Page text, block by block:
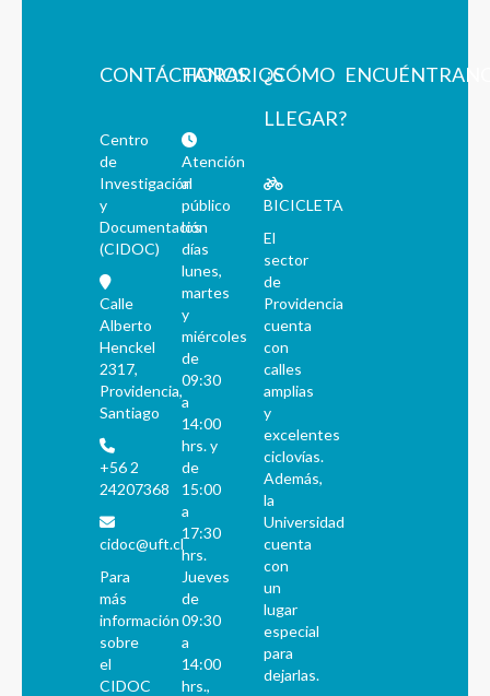
CONTÁCTANOS
Centro
de
Investigación
y
Documentación
(CIDOC)
Calle
Alberto
Henckel
2317,
Providencia,
Santiago
+56 2
24207368
cidoc@uft.cl
Para
más
información
sobre
el
CIDOC
HORARIOS
Atención
al
público
los
días
lunes,
martes
y
miércoles
de
09:30
a
14:00
hrs. y
de
15:00
a
17:30
hrs.
Jueves
de
09:30
a
14:00
hrs.,
¿CÓMO
LLEGAR?
BICICLETA
El
sector
de
Providencia
cuenta
con
calles
amplias
y
excelentes
ciclovías.
Además,
la
Universidad
cuenta
con
un
lugar
especial
para
dejarlas.